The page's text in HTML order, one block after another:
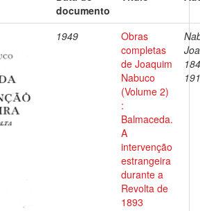
documento
1949
Obras
completas
de Joaquim
Nabuco
(Volume 2)
:
Balmaceda.
A
intervenção
estrangeira
durante a
Revolta de
1893